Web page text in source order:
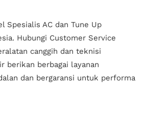
Spesialis AC dan Tune Up
Hubungi Customer Service
canggih dan teknisi
berikan berbagai layanan
dan bergaransi untuk performa